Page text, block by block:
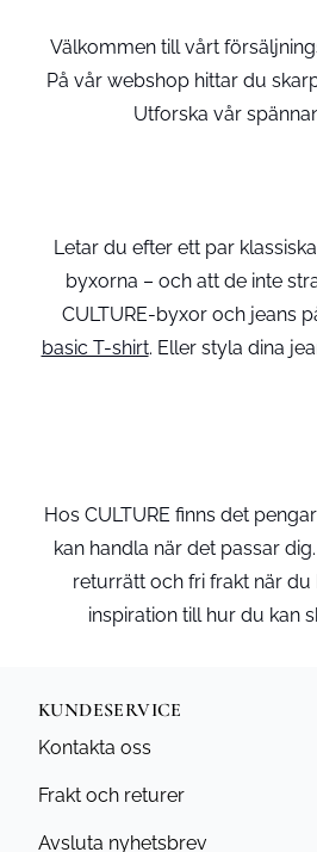
Välkommen till vårt
På vår webshop hittar du
Utforska vår
Letar du efter ett par
byxorna – och att de inte
CULTURE-byxor och jeans
basic T-shirt. Eller styla dina
Hos CULTURE finns det
kan handla när det passar
returrätt och fri frakt när du
inspiration till hur du kan
KUNDESERVICE
Kontakta oss
Frakt och returer
Avsluta nyhetsbrev